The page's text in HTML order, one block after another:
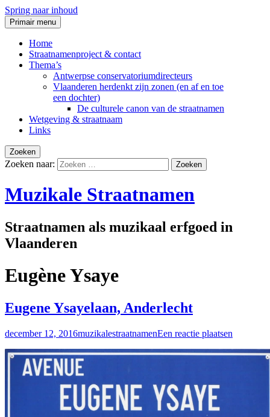
Spring naar inhoud
Primair menu
Home
Straatnamenproject & contact
Thema’s
Antwerpse conservatoriumdirecteurs
Vlaanderen herdenkt zijn zonen (en af en toe
een dochter)
De culturele canon van de straatnamen
Wetgeving & straatnaam
Links
Zoeken
Zoeken naar:
Muzikale Straatnamen
Straatnamen als muzikaal erfgoed in
Vlaanderen
Eugène Ysaye
Eugene Ysayelaan, Anderlecht
december 12, 2016muzikalestraatnamenEen reactie plaatsen